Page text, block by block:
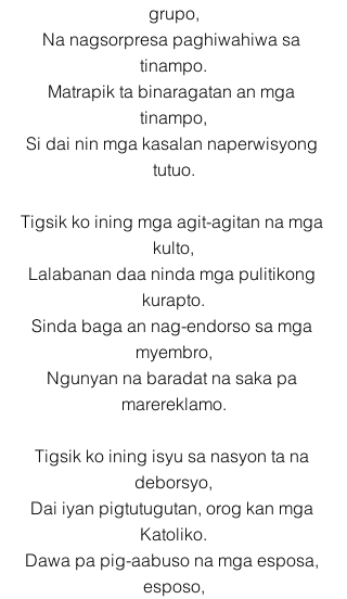
grupo,
Na nagsorpresa paghiwahiwa sa
tinampo.
Matrapik ta binaragatan an mga
tinampo,
Si dai nin mga kasalan naperwisyong
tutuo.
Tigsik ko ining mga agit-agitan na mga
kulto,
Lalabanan daa ninda mga pulitikong
kurapto.
Sinda baga an nag-endorso sa mga
myembro,
Ngunyan na baradat na saka pa
marereklamo.
Tigsik ko ining isyu sa nasyon ta na
deborsyo,
Dai iyan pigtutugutan, orog kan mga
Katoliko.
Dawa pa pig-aabuso na mga esposa,
esposo,